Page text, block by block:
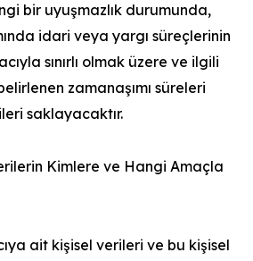
bir uyuşmazlık durumunda,
idari veya yargı süreçlerinin
sınırlı olmak üzere ve ilgili
zamanaşımı süreleri
saklayacaktır.
Kimlere ve Hangi Amaçla
ait kişisel verileri ve bu kişisel